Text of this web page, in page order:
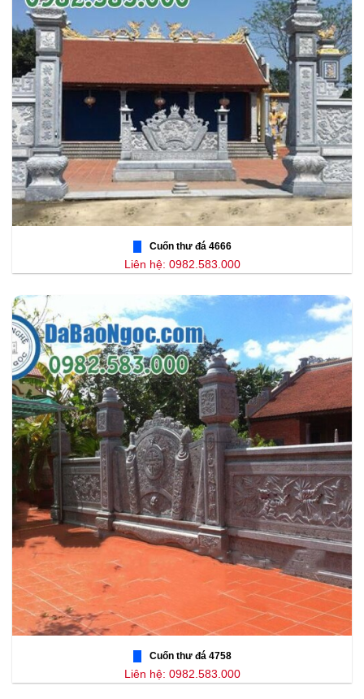
Cuốn thư đá 4666
Liên hệ: 0982.583.000
Cuốn thư đá 4758
Liên hệ: 0982.583.000